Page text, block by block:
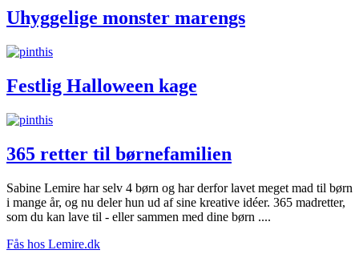
Uhyggelige monster marengs
Festlig Halloween kage
365 retter til børnefamilien
Sabine Lemire har selv 4 børn og har derfor lavet meget mad til børn
i mange år, og nu deler hun ud af sine kreative idéer. 365 madretter,
som du kan lave til - eller sammen med dine børn ....
Fås hos Lemire.dk